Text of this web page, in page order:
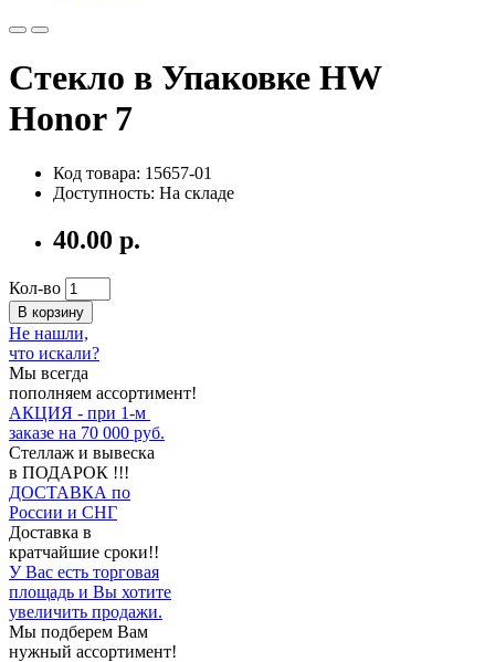
Стекло в Упаковке HW
Honor 7
Код товара: 15657-01
Доступность: На складе
40.00 р.
Кол-во
В корзину
Не нашли,
что искали?
Мы всегда
пополняем ассортимент!
АКЦИЯ - при 1-м
заказе на 70 000 руб.
Стеллаж и вывеска
в ПОДАРОК !!!
ДОСТАВКА по
России и СНГ
Доставка в
кратчайшие сроки!!
У Вас есть торговая
площадь и Вы хотите
увеличить продажи.
Мы подберем Вам
нужный ассортимент!